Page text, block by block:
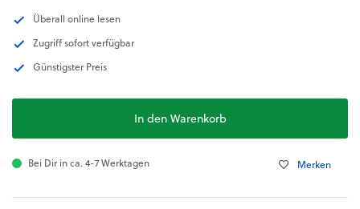
Überall online lesen
Zugriff sofort verfügbar
Günstigster Preis
In den Warenkorb
Bei Dir in ca. 4-7 Werktagen Merken